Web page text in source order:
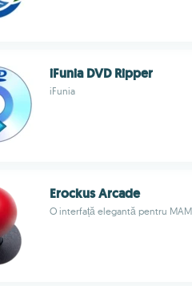
iFunia DVD Ripper
iFunia
Erockus Arcade
O interfață elegantă pentru